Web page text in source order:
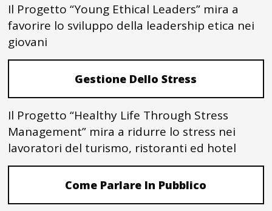
Il Progetto “Young Ethical Leaders” mira a
favorire lo sviluppo della leadership etica nei
giovani
Gestione Dello Stress
Il Progetto “Healthy Life Through Stress
Management” mira a ridurre lo stress nei
lavoratori del turismo, ristoranti ed hotel
Come Parlare In Pubblico